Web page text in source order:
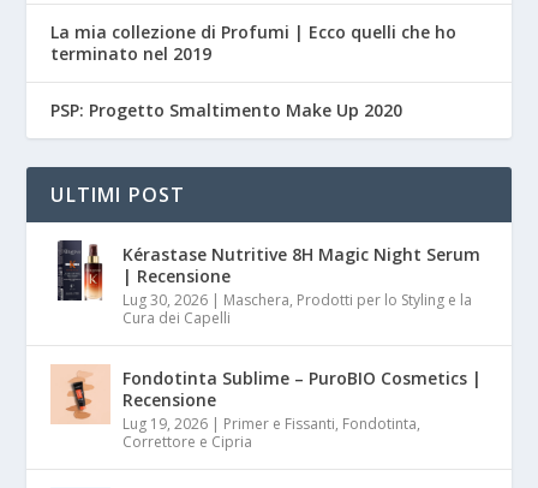
La mia collezione di Profumi | Ecco quelli che ho
terminato nel 2019
PSP: Progetto Smaltimento Make Up 2020
ULTIMI POST
Kérastase Nutritive 8H Magic Night Serum
| Recensione
Lug 30, 2026 | Maschera, Prodotti per lo Styling e la
Cura dei Capelli
Fondotinta Sublime – PuroBIO Cosmetics |
Recensione
Lug 19, 2026 | Primer e Fissanti, Fondotinta,
Correttore e Cipria